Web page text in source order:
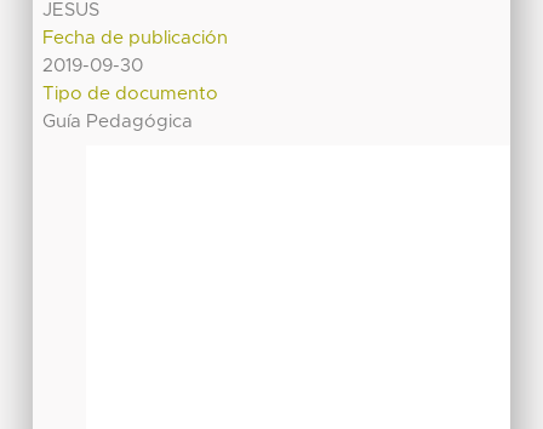
JESUS
Fecha de publicación
2019-09-30
Tipo de documento
Guía Pedagógica